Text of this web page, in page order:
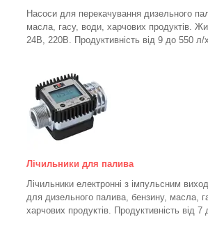
Насоси для перекачування дизельного
масла, гасу, води, харчових продуктів.
24В, 220В. Продуктивність від 9 до 550 л/
Лічильники для палива
Лічильники електронні з імпульсним
для дизельного палива, бензину, масла,
харчових продуктів. Продуктивність від 7